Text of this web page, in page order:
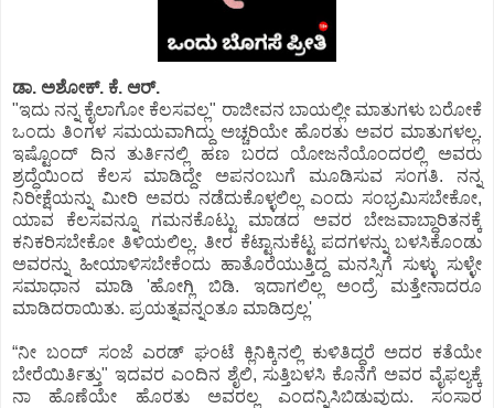
ಡಾ. ಅಶೋಕ್.‌ ಕೆ. ಆರ್.‌
"ಇದು ನನ್ನ ಕೈಲಾಗೋ ಕೆಲಸವಲ್ಲ" ರಾಜೀವನ ಬಾಯಲ್ಲೀ ಮಾತುಗಳು ಬರೋಕೆ
ಒಂದು ತಿಂಗಳ ಸಮಯವಾಗಿದ್ದು ಅಚ್ಚರಿಯೇ ಹೊರತು ಅವರ ಮಾತುಗಳಲ್ಲ.
ಇಷ್ಟೊಂದ್ ದಿನ ತುರ್ತಿನಲ್ಲಿ ಹಣ ಬರದ ಯೋಜನೆಯೊಂದರಲ್ಲಿ ಅವರು
ಶ್ರದ್ಧೆಯಿಂದ ಕೆಲಸ ಮಾಡಿದ್ದೇ ಅಪನಂಬುಗೆ ಮೂಡಿಸುವ ಸಂಗತಿ. ನನ್ನ
ನಿರೀಕ್ಷೆಯನ್ನು ಮೀರಿ ಅವರು ನಡೆದುಕೊಳ್ಳಲಿಲ್ಲ ಎಂದು ಸಂಭ್ರಮಿಸಬೇಕೋ,
ಯಾವ ಕೆಲಸವನ್ನೂ ಗಮನಕೊಟ್ಟು ಮಾಡದ ಅವರ ಬೇಜವಾಬ್ದಾರಿತನಕ್ಕೆ
ಕನಿಕರಿಸಬೇಕೋ ತಿಳಿಯಲಿಲ್ಲ. ತೀರ ಕೆಟ್ಟಾನುಕೆಟ್ಟ ಪದಗಳನ್ನು ಬಳಸಿಕೊಂಡು
ಅವರನ್ನು ಹೀಯಾಳಿಸಬೇಕೆಂದು ಹಾತೊರೆಯುತ್ತಿದ್ದ ಮನಸ್ಸಿಗೆ ಸುಳ್ಳು ಸುಳ್ಳೇ
ಸಮಾಧಾನ ಮಾಡಿ 'ಹೋಗ್ಲಿ ಬಿಡಿ. ಇದಾಗಲಿಲ್ಲ ಅಂದ್ರೆ ಮತ್ತೇನಾದರೂ
ಮಾಡಿದರಾಯಿತು. ಪ್ರಯತ್ನವನ್ನಂತೂ ಮಾಡಿದ್ರಲ್ಲ'
“ನೀ ಬಂದ್ ಸಂಜೆ ಎರಡ್ ಘಂಟೆ ಕ್ಲಿನಿಕ್ಕಿನಲ್ಲಿ ಕುಳಿತಿದ್ದರೆ ಅದರ ಕತೆಯೇ
ಬೇರೆಯಿರ್ತಿತ್ತು" ಇದವರ ಎಂದಿನ ಶೈಲಿ, ಸುತ್ತಿಬಳಸಿ ಕೊನೆಗೆ ಅವರ ವೈಫಲ್ಯಕ್ಕೆ
ನಾ ಹೊಣೆಯೇ ಹೊರತು ಅವರಲ್ಲ ಎಂದನ್ನಿಸಿಬಿಡುವುದು. ಸಂಸಾರ